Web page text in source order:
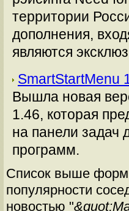
территории
дополнения,
являются
SmartStartMenu
Вышла новая
1.46, которая
на панели задач
программ.
Список выше
популярности
новостью "